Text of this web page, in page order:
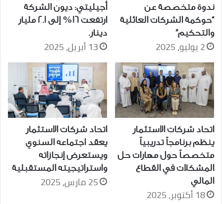
ندوة متخصصة عن
“حوكمة الشركات العائلية
والتحكيم”
2 يوليو، 2025
أجيليتي: ديون الشركة
ارتفعت 16% إلى 2.1 مليار
دينار.
13 أبريل، 2025
اتحاد شركات الاستثمار
ينظم برنامجاً تدريبياً
متخصصاً حول مهارات حل
المشكلات في القطاع
المالي
18 أكتوبر، 2025
اتحاد شركات الاستثمار
يعقد اجتماعه السنوي
ويستعرض إنجازاته
واستراتيجيته المستقبلية
25 مارس، 2025